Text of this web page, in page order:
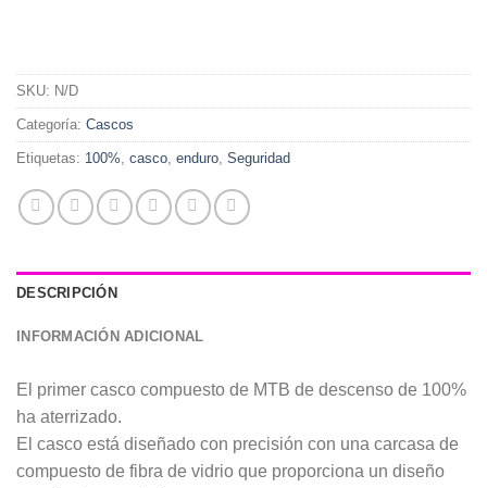
SKU: N/D
Categoría: Cascos
Etiquetas: 100%, casco, enduro, Seguridad
DESCRIPCIÓN
INFORMACIÓN ADICIONAL
El primer casco compuesto de MTB de descenso de 100%
ha aterrizado.
El casco está diseñado con precisión con una carcasa de
compuesto de fibra de vidrio que proporciona un diseño